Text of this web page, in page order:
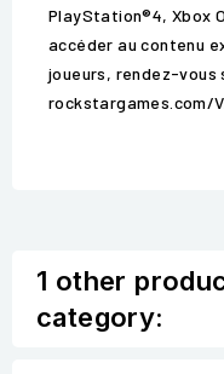
PlayStation®4, Xbox
accéder au contenu
joueurs, rendez-vous
rockstargames.com/
1 other
category: